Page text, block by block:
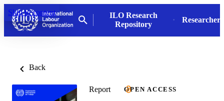
Skip to content
ILO Research
Repository
Researchers
Back
Report OPEN ACCESS